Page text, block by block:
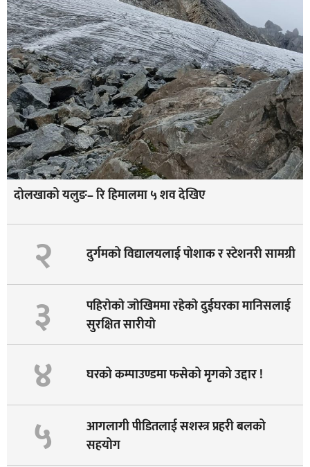
दोलखाको यलुङ– रि हिमालमा ५ शव देखिए
२ दुर्गमको विद्यालयलाई पोशाक र स्टेशनरी सामग्री
३
पहिराेकाे जाेखिममा रहेकाे दुईघरका मानिसलाई
सुरक्षित सारीयाे
४ घरको कम्पाउण्डमा फसेको मृगको उद्दार !
५
आगलागी पीडितलाई सशस्त्र प्रहरी बलको
सहयोग